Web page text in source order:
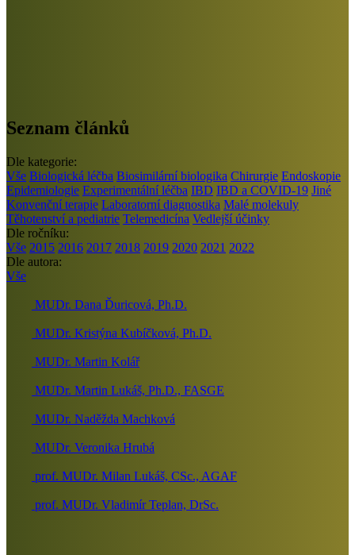
Seznam článků
Dle kategorie:
Vše Biologická léčba Biosimilární biologika Chirurgie Endoskopie
Epidemiologie Experimentální léčba IBD IBD a COVID-19 Jiné
Konvenční terapie Laboratorní diagnostika Malé molekuly
Těhotenství a pediatrie Telemedicína Vedlejší účinky
Dle ročníku:
Vše 2015 2016 2017 2018 2019 2020 2021 2022
Dle autora:
Vše
MUDr. Dana Ďuricová, Ph.D.
MUDr. Kristýna Kubíčková, Ph.D.
MUDr. Martin Kolář
MUDr. Martin Lukáš, Ph.D., FASGE
MUDr. Naděžda Machková
MUDr. Veronika Hrubá
prof. MUDr. Milan Lukáš, CSc., AGAF
prof. MUDr. Vladimír Teplan, DrSc.